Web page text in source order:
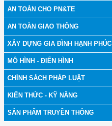
AN TOÀN CHO PN&TE
AN TOÀN GIAO THÔNG
XÂY DỰNG GIA ĐÌNH HẠNH PHÚC
MÔ HÌNH - ĐIỂN HÌNH
CHÍNH SÁCH PHÁP LUẬT
KIẾN THỨC - KỸ NĂNG
SẢN PHẨM TRUYỀN THÔNG